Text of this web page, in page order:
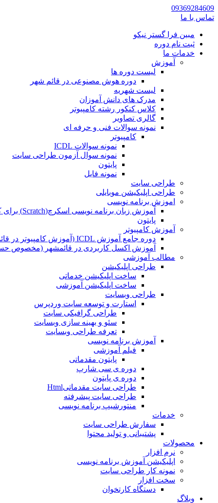
09369284609
تماس با ما
مبین فرا گستر نیکو
ثبت نام دوره
خدمات ما
آموزش
لیست دوره ها
دوره هوش مصنوعی در قائم شهر
لیست شهریه
مدرک های دانش آموزان
کلاس کنکور رشته کامپیوتر
گالری تصاویر
نمونه سوالات فنی و حرفه ای
کامپیوتر
نمونه سوالات ICDL
نمونه سوال آزمون طراحی سایت
پایتون
نمونه فایل
طراحی سایت
طراحی اپلیکیشن موبایلی
اموزش برنامه نویسی
آموزش زبان برنامه نویسی اسکرچ(Scratch) برای کودکان
پایتون
آموزش کامپیوتر
دوره جامع آموزش ICDL (آموزش کامپیوتر در قائمشهر)
آموزش اکسل کاربردی در قائمشهر (مخصوص
مطالب آموزشی
طراحی اپلیکیشن
ساخت اپلیکیشن خدماتی
ساخت اپلیکیشن آموزشی
طراحی وبسایت
استارت و توسعه سایت وردپرس
طراحی گرافیکی سایت
سئو و بهینه سازی وبسایت
تعرفه طراحی وبسایت
آموزش برنامه نویسی
فیلم آموزشی
پایتون مقدماتی
دوره ی سی شارپ
دوره ی پایتون
طراحی سایت مقدماتیHtml
طراحی سایت پیشرفته
منتورشیپ برنامه نویسی
خدمات
سفارش طراحی سایت
پشتیبانی و تولید محتوا
محصولات
نرم افزار
اپلیکیشن آموزش برنامه نویسی
نمونه کار طراحی سایت
سخت افزار
دستگاه کارتخوان
وبلاگ